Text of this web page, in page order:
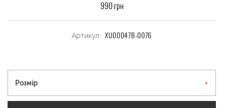
990 грн
Артикул: XU00047B-0076
Розмір